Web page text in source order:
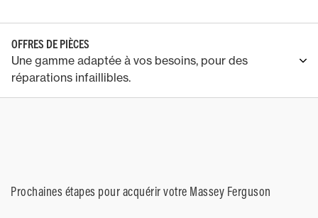
OFFRES DE PIÈCES
Une gamme adaptée à vos besoins, pour des
réparations infaillibles.
Prochaines étapes pour acquérir votre Massey Ferguson